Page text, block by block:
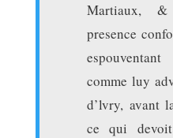
Martiaux,
presence
comme luy
d’lvry, avant
ce qui